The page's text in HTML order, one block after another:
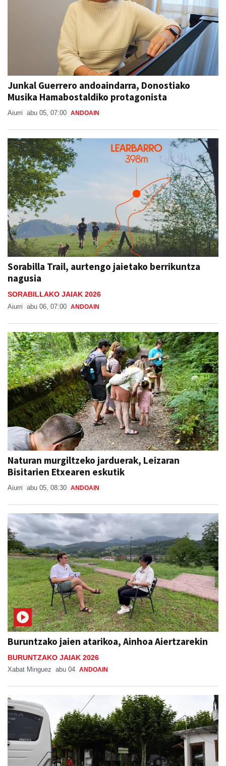
Junkal Guerrero andoaindarra, Donostiako
Musika Hamabostaldiko protagonista
Aiurri abu 05, 07:00 ANDOAIN
Sorabilla Trail, aurtengo jaietako berrikuntza
nagusia
SORABILLAKO JAIAK 2026
Aiurri abu 06, 07:00 ANDOAIN
Naturan murgiltzeko jarduerak, Leizaran
Bisitarien Etxearen eskutik
Aiurri abu 05, 08:30 ANDOAIN
Buruntzako jaien atarikoa, Ainhoa Aiertzarekin
BURUNTZAKO JAIAK 2026
Xabat Minguez abu 04 ANDOAIN